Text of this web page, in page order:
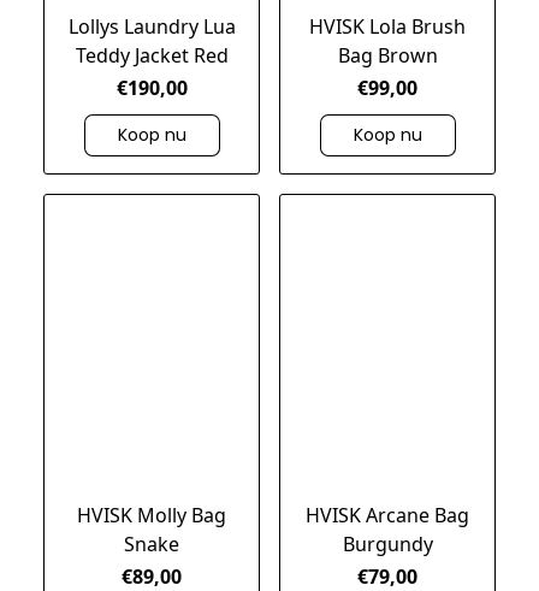
Lollys Laundry Lua
Teddy Jacket Red
€190,00
Koop nu
HVISK Lola Brush
Bag Brown
€99,00
Koop nu
HVISK Molly Bag
Snake
€89,00
HVISK Arcane Bag
Burgundy
€79,00